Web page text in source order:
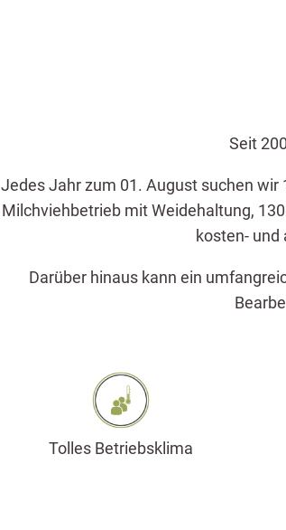
Seit
Jedes Jahr zum 01. August suchen
Milchviehbetrieb mit Weidehaltung,
kosten-
Darüber hinaus kann ein
Tolles Betriebsklima